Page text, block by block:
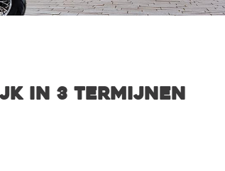
in 3 termijnen